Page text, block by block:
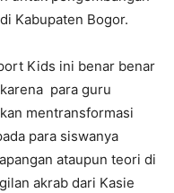
di Kabupaten Bogor.
Kids ini benar benar
para guru
mentransformasi
para siswanya
ataupun teori di
akrab dari Kasie